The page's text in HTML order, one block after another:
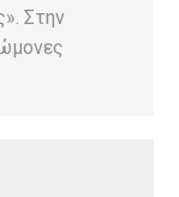
Στην